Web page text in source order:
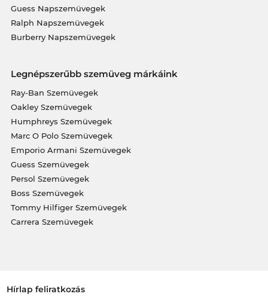
Guess Napszemüvegek
Ralph Napszemüvegek
Burberry Napszemüvegek
Legnépszerűbb szemüveg márkáink
Ray-Ban Szemüvegek
Oakley Szemüvegek
Humphreys Szemüvegek
Marc O Polo Szemüvegek
Emporio Armani Szemüvegek
Guess Szemüvegek
Persol Szemüvegek
Boss Szemüvegek
Tommy Hilfiger Szemüvegek
Carrera Szemüvegek
Hírlap feliratkozás